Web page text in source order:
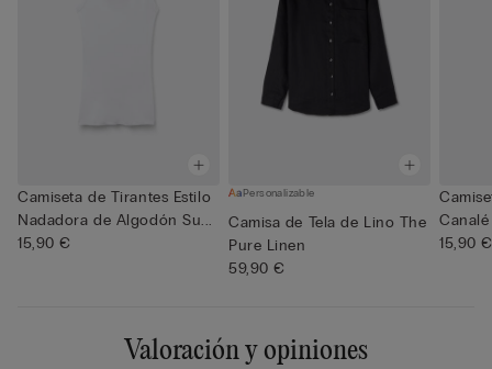
Camiseta de Tirantes Estilo
Nadadora de Algodón Su...
15,90 €
Personalizable
Camisa de Tela de Lino The
Pure Linen
59,90 €
15,90 €
Valoración y opiniones